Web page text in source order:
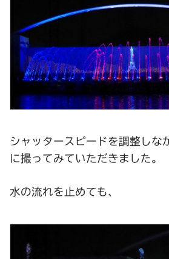
シャッタースピードを調整しな
に撮ってみていただきました。
水の流れを止めても、